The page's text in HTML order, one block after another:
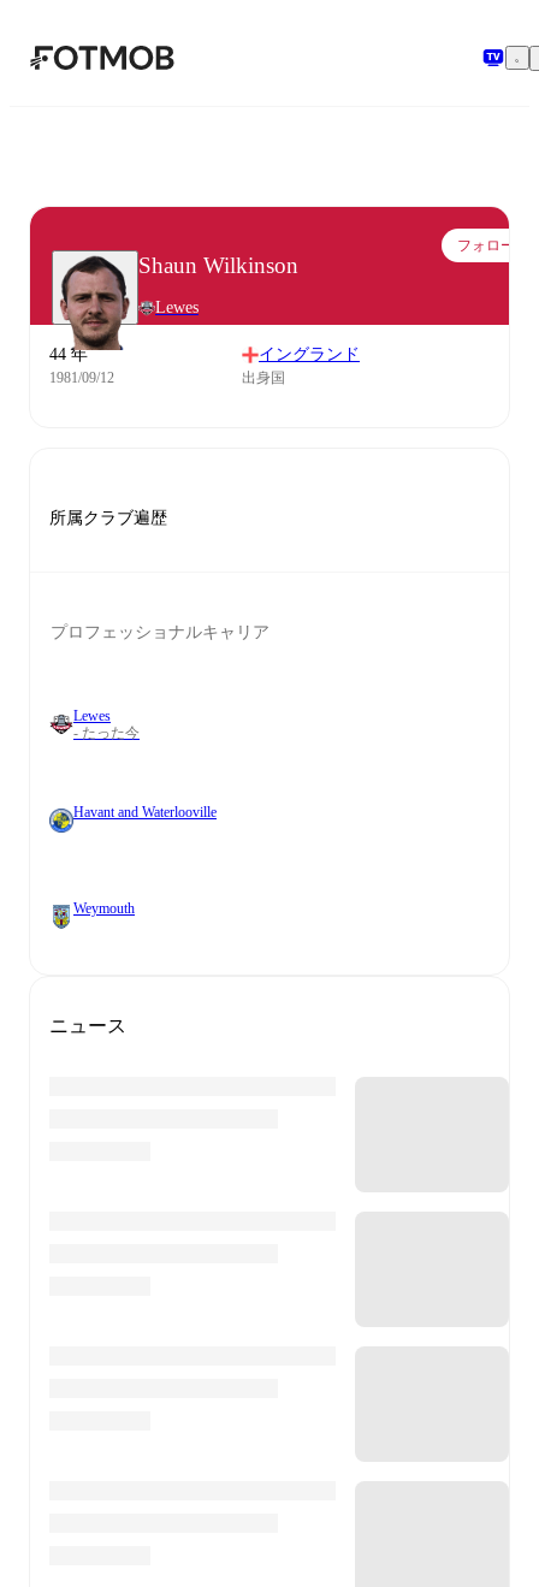
メインコンテンツへスキップ
Shaun Wilkinson
Lewes
フォロー
44 年
1981/09/12
イングランド
出身国
所属クラブ遍歴
プロフェッショナルキャリア
Lewes
- たった今
Havant and Waterlooville
Weymouth
ニュース